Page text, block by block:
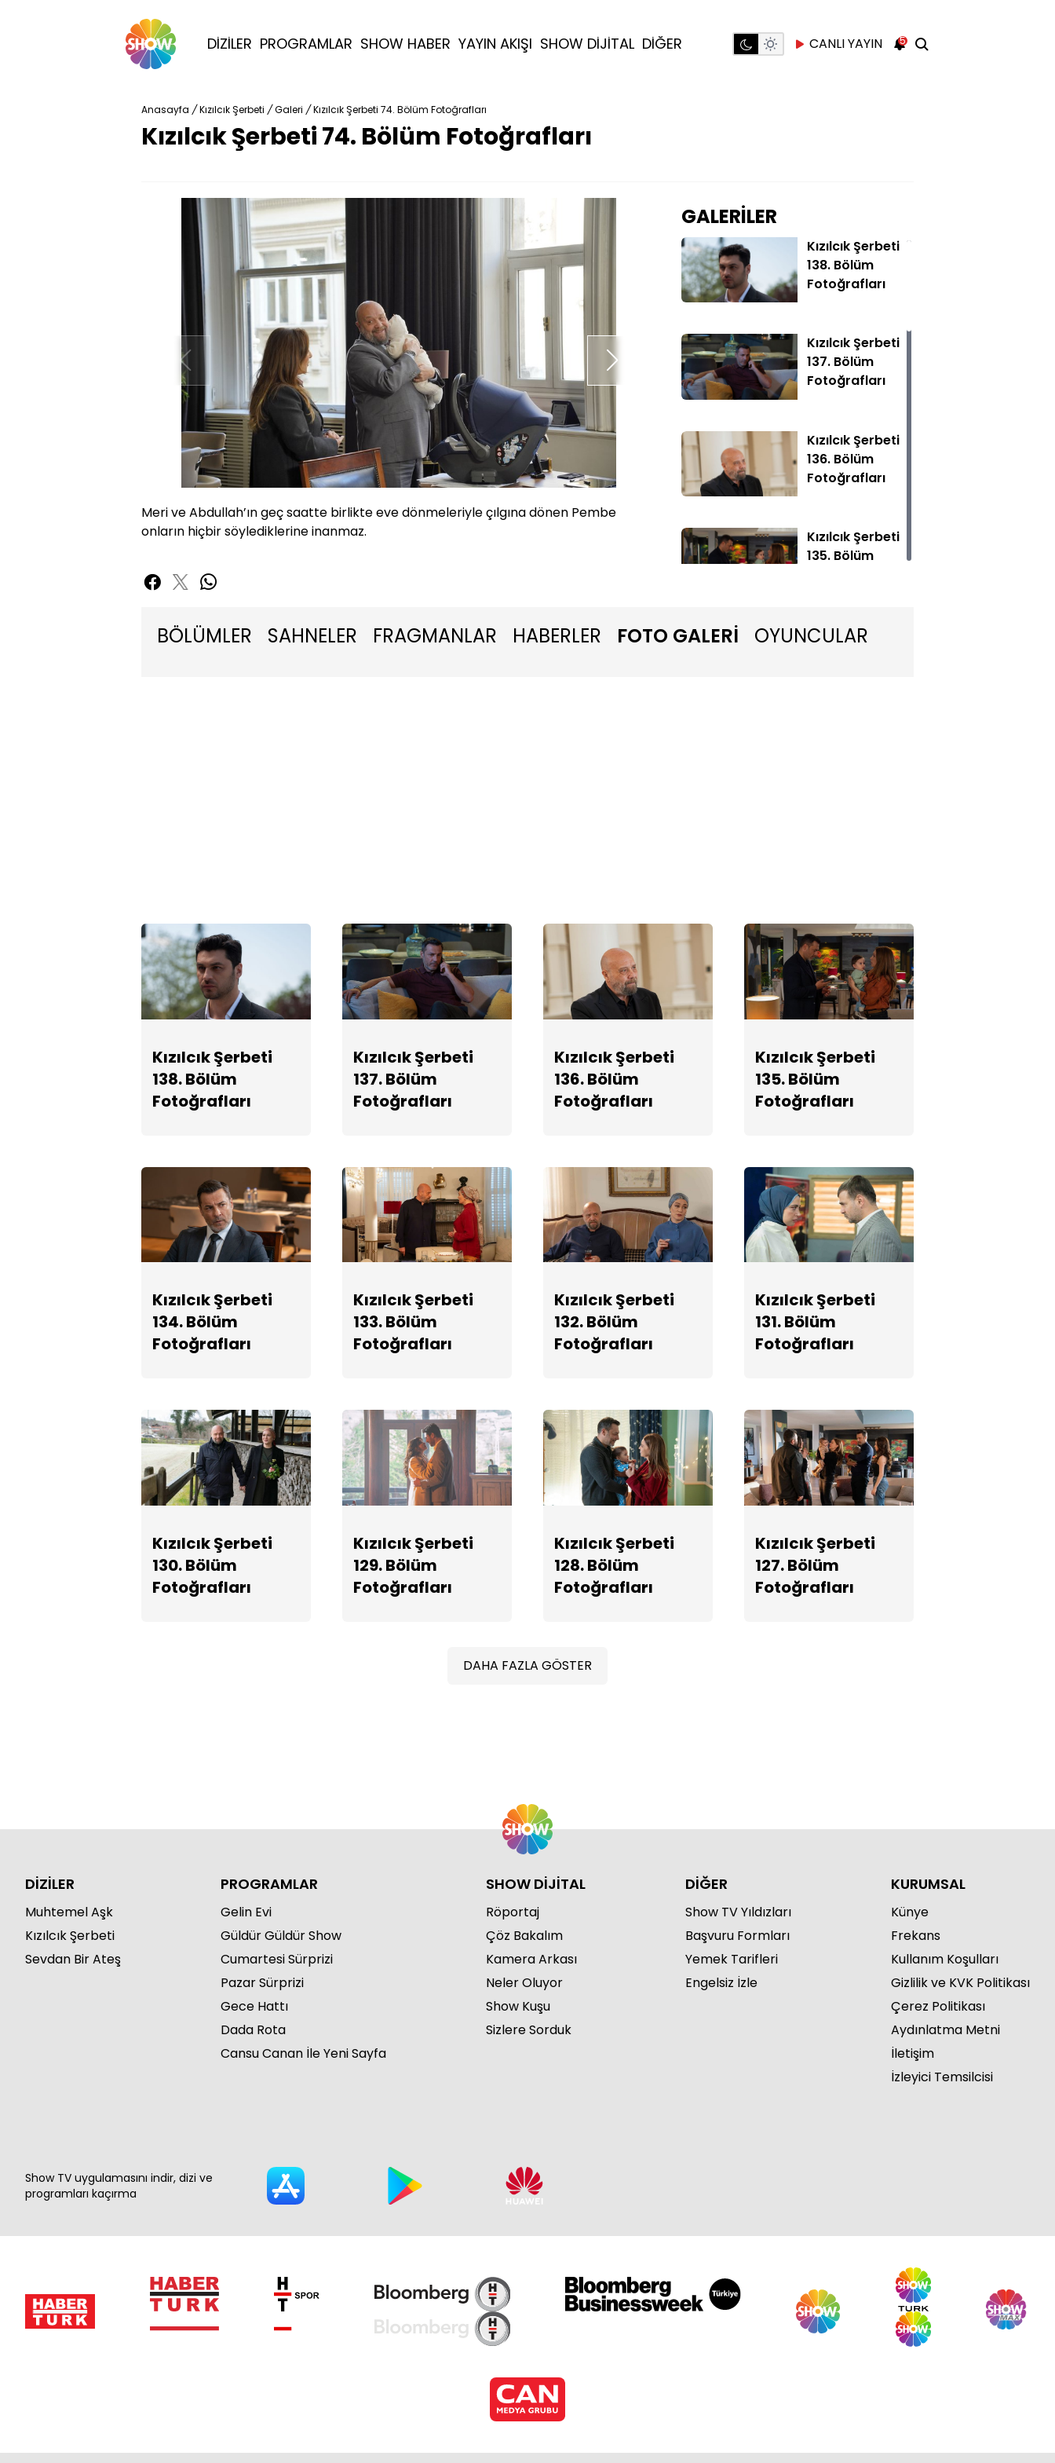
DİZİLER PROGRAMLAR SHOW HABER YAYIN AKIŞI SHOW DİJİTAL DİĞER CANLI YAYIN 5
Anasayfa / Kızılcık Şerbeti / Galeri / Kızılcık Şerbeti 74. Bölüm Fotoğrafları
Kızılcık Şerbeti 74. Bölüm Fotoğrafları
Meri ve Abdullah’ın geç saatte birlikte eve dönmeleriyle çılgına dönen Pembe
onların hiçbir söylediklerine inanmaz.
artık.
GALERİLER
Kızılcık Şerbeti
138. Bölüm
Fotoğrafları
Kızılcık Şerbeti
137. Bölüm
Fotoğrafları
Kızılcık Şerbeti
136. Bölüm
Fotoğrafları
Kızılcık Şerbeti
135. Bölüm
Kızılcık Şerbeti
Kızılcık Şerbeti
131. Bölüm
Fotoğrafları
Kızılcık Şerbeti
Fotoğrafları
Kızılcık Şerbeti
128. Bölüm
Fotoğrafları
Kızılcık Şerbeti
127. Bölüm
Fotoğrafları
BÖLÜMLER SAHNELER FRAGMANLAR HABERLER FOTO GALERİ OYUNCULAR
Kızılcık Şerbeti
138. Bölüm
Fotoğrafları
Kızılcık Şerbeti
137. Bölüm
Fotoğrafları
Kızılcık Şerbeti
136. Bölüm
Fotoğrafları
Kızılcık Şerbeti
135. Bölüm
Fotoğrafları
Kızılcık Şerbeti
134. Bölüm
Fotoğrafları
Kızılcık Şerbeti
133. Bölüm
Fotoğrafları
Kızılcık Şerbeti
132. Bölüm
Fotoğrafları
Kızılcık Şerbeti
131. Bölüm
Fotoğrafları
Kızılcık Şerbeti
130. Bölüm
Fotoğrafları
Kızılcık Şerbeti
129. Bölüm
Fotoğrafları
Kızılcık Şerbeti
128. Bölüm
Fotoğrafları
Kızılcık Şerbeti
127. Bölüm
Fotoğrafları
DAHA FAZLA GÖSTER
DİZİLER
Muhtemel Aşk
Kızılcık Şerbeti
Sevdan Bir Ateş
PROGRAMLAR
Gelin Evi
Güldür Güldür Show
Cumartesi Sürprizi
Pazar Sürprizi
Gece Hattı
Dada Rota
Cansu Canan İle Yeni Sayfa
SHOW DİJİTAL
Röportaj
Çöz Bakalım
Kamera Arkası
Neler Oluyor
Show Kuşu
Sizlere Sorduk
DİĞER
Show TV Yıldızları
Başvuru Formları
Yemek Tarifleri
Engelsiz İzle
KURUMSAL
Künye
Frekans
Kullanım Koşulları
Gizlilik ve KVK Politikası
Çerez Politikası
Aydınlatma Metni
İletişim
İzleyici Temsilcisi
Show TV uygulamasını indir, dizi ve
programları kaçırma